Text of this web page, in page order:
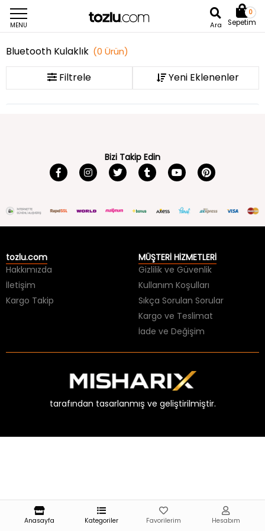
MENU Ara
0
Sepetim
Bluetooth Kulaklık (0 Ürün)
Filtrele
Bizi Takip Edin
tozlu.com
Hakkımızda
İletişim
Kargo Takip
MÜŞTERİ HİZMETLERİ
Gizlilik ve Güvenlik
Kullanım Koşulları
Sıkça Sorulan Sorular
Kargo ve Teslimat
İade ve Değişim
tarafından tasarlanmış ve geliştirilmiştir.
Anasayfa Kategoriler Favorilerim Hesabım